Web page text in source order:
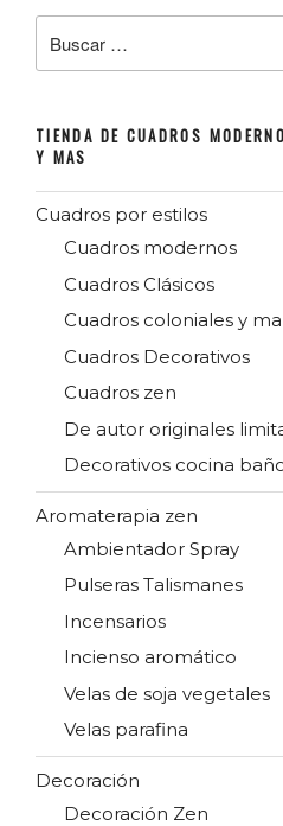
por:
TIENDA DE CUADROS
Y MAS
Cuadros por estilos
Cuadros modernos
Cuadros Clásicos
Cuadros coloniales y
Cuadros Decorativos
Cuadros zen
De autor originales
Decorativos cocina
Aromaterapia zen
Ambientador Spray
Pulseras Talismanes
Incensarios
Incienso aromático
Velas de soja vegetales
Velas parafina
Decoración
Decoración Zen